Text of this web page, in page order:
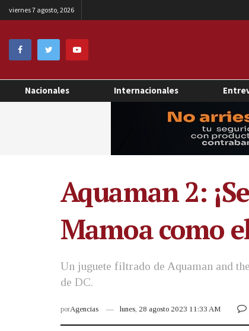
viernes 7 agosto, 2026
Nacionales Internacionales
Aquaman 2:
Mamoa como
Un juguete filtrado de Aquaman and
de DC.
porAgencias lunes, 28 agosto 2023 11:33 AM